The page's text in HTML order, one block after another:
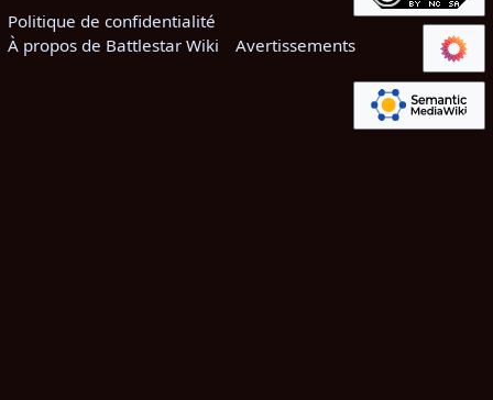
Politique de confidentialité
À propos de Battlestar Wiki
Avertissements